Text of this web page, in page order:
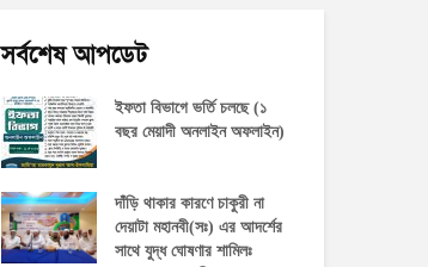
সর্বশেষ আপডেট
ইফতা বিভাগে ভর্তি চলছে (১
বছর মেয়াদী অনলাইন অফলাইন)
দাঁড়ি থাকার কারণে চাকুরী না
দেয়াটা মহানবী(সঃ) এর আদর্শের
সাথে যুদ্ধ ঘোষণার শামিলঃ